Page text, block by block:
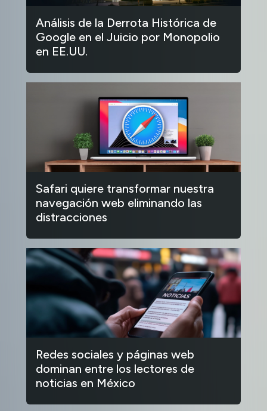
Análisis de la Derrota Histórica de
Google en el Juicio por Monopolio
en EE.UU.
Safari quiere transformar nuestra
navegación web eliminando las
distracciones
Redes sociales y páginas web
dominan entre los lectores de
noticias en México